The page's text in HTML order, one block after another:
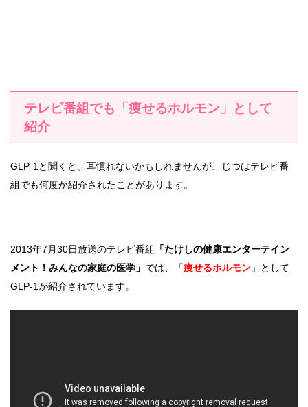
テレビ番組でも「痩せるホルモン」として
紹介
GLP-1と聞くと、耳慣れないかもしれませんが、じつはテレビ番
組でも何度か紹介されたことがあります。
2013年7月30日放送のテレビ番組
「たけしの健康エンターテイン
メント！みんなの家庭の医学」 では、「痩せるホルモン 」として
GLP-1が紹介されています。